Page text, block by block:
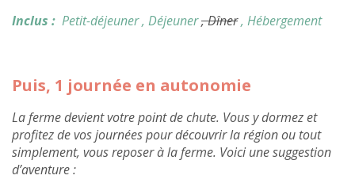
Inclus : Petit-déjeuner, Déjeuner, Dîner, Hébergement
Puis, 1 journée en autonomie
La ferme devient votre point de chute. Vous y dormez et
profitez de vos journées pour découvrir la région ou tout
simplement, vous reposer à la ferme. Voici une suggestion
d’aventure :